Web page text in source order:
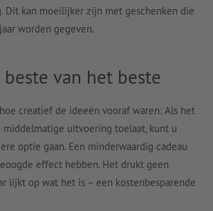
Dit kan moeilijker zijn met geschenken die
worden gegeven.
van het beste
creatief de ideeën vooraf waren: Als het
middelmatige uitvoering toelaat, kunt u
optie gaan. Een minderwaardig cadeau
effect hebben. Het drukt geen
lijkt op wat het is – een kostenbesparende